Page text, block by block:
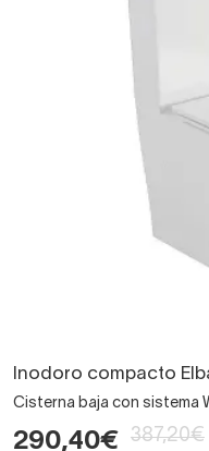
Inodoro compacto
Cisterna baja con sistema
290,40€ 387,20€